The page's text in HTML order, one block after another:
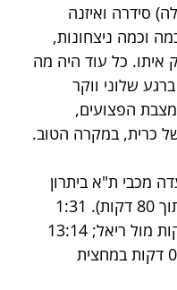
סידרה ואיזנה
וכמה ניצחונות,
איתו. כל עוד היה מה
שלוני ווקר
הפצועים,
כרית, במקרה הטוב.
מכבי ת"א ביתרון
דקות במחצית הראשונה, ו-0:00 דקות במחצית